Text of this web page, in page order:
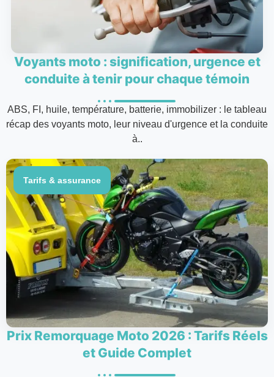
Voyants moto : signification, urgence et
conduite à tenir pour chaque témoin
ABS, FI, huile, température, batterie, immobilizer : le tableau
récap des voyants moto, leur niveau d'urgence et la conduite
à..
Tarifs & assurance
Prix Remorquage Moto 2026 : Tarifs Réels
et Guide Complet